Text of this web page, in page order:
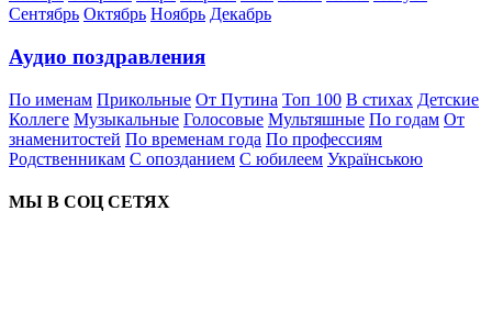
Сентябрь Октябрь Ноябрь Декабрь
Аудио поздравления
По именам Прикольные От Путина Топ 100 В стихах Детские
Коллеге Музыкальные Голосовые Мультяшные По годам От
знаменитостей По временам года По профессиям
Родственникам С опозданием С юбилеем Українською
МЫ В СОЦ СЕТЯХ